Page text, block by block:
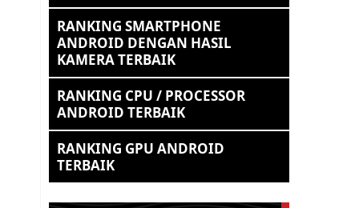
RANKING SMARTPHONE
ANDROID DENGAN HASIL
KAMERA TERBAIK
RANKING CPU / PROCESSOR
ANDROID TERBAIK
RANKING GPU ANDROID
TERBAIK